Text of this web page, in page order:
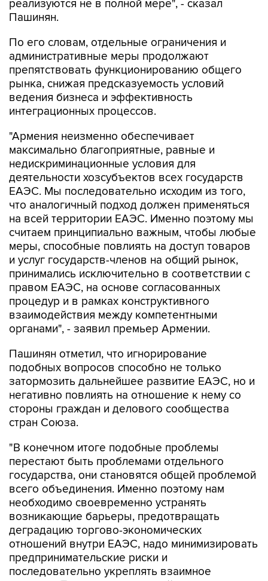
По его словам, отдельные ограничения и
препятствовать функционированию общего
рынка, снижая предсказуемость условий
ведения бизнеса и эффективность
интеграционных процессов.
"Армения неизменно обеспечивает
недискриминационные условия для
деятельности хозсубъектов всех государств
ЕАЭС. Мы последовательно исходим из того,
что аналогичный подход должен применяться
на всей территории ЕАЭС. Именно поэтому мы
считаем принципиально важным, чтобы любые
меры, способные повлиять на доступ товаров
и услуг государств-членов на общий рынок,
принимались исключительно в соответствии с
правом ЕАЭС, на основе согласованных
процедур и в рамках конструктивного
взаимодействия между компетентными
органами", - заявил премьер Армении.
Пашинян отметил, что игнорирование
затормозить дальнейшее развитие ЕАЭС, но и
негативно повлиять на отношение к нему со
стороны граждан и делового сообщества
стран Союза.
"В конечном итоге подобные проблемы
государства, они становятся общей проблемой
всего объединения. Именно поэтому нам
необходимо своевременно устранять
возникающие барьеры, предотвращать
деградацию торгово-экономических
отношений внутри ЕАЭС, надо минимизировать
предпринимательские риски и
последовательно укреплять взаимное
доверие. По ряду направлений поставленные
стратегические цели пока не достигнуты в